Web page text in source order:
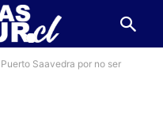
Saavedra por no ser